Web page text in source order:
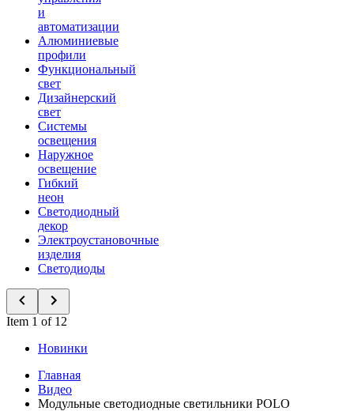
и
автоматизации
Алюминиевые
профили
Функциональный
свет
Дизайнерский
свет
Системы
освещения
Наружное
освещение
Гибкий
неон
Светодиодный
декор
Электроустановочные
изделия
Светодиоды
Item 1 of 12
Новинки
Главная
Видео
Модульные светодиодные светильники POLO